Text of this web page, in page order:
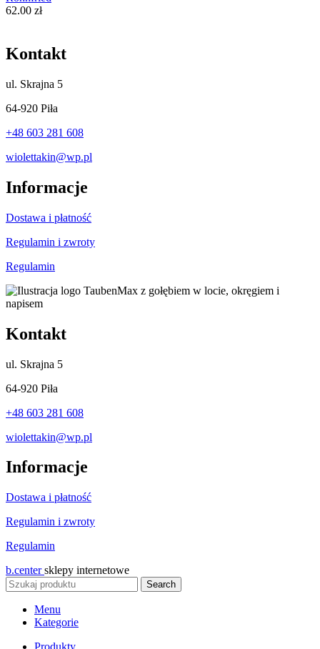
62.00 zł
Kontakt
ul. Skrajna 5
64-920 Piła
+48 603 281 608
wiolettakin@wp.pl
Informacje
Dostawa i płatność
Regulamin i zwroty
Regulamin
Kontakt
ul. Skrajna 5
64-920 Piła
+48 603 281 608
wiolettakin@wp.pl
Informacje
Dostawa i płatność
Regulamin i zwroty
Regulamin
b.centersklepy internetowe
Search
Menu
Kategorie